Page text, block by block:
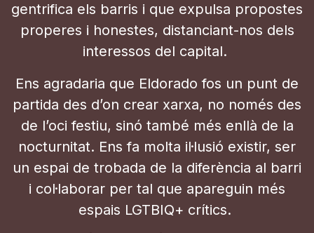
gentrifica els barris i que expulsa propostes
properes i honestes, distanciant-nos dels
interessos del capital.
Ens agradaria que Eldorado fos un punt de
partida des d’on crear xarxa, no només des
de l’oci festiu, sinó també més enllà de la
nocturnitat. Ens fa molta il·lusió existir, ser
un espai de trobada de la diferència al barri
i col·laborar per tal que apareguin més
espais LGTBIQ+ crítics.